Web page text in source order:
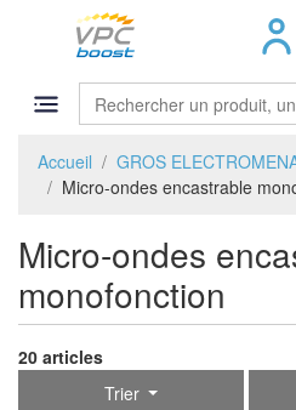
Accueil GROS
Micro-ondes encastrable
Micro-ondes
monofonction
20 articles
Trier